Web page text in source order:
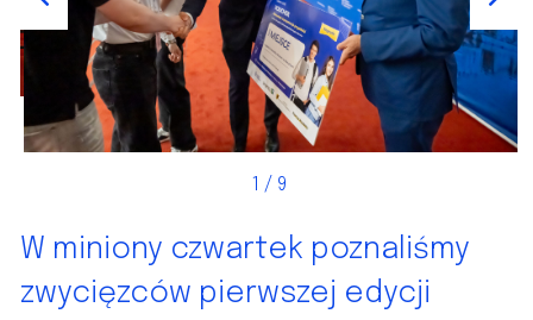
Previous
2 / 9
Next
W miniony czwartek poznaliśmy
zwycięzców pierwszej edycji